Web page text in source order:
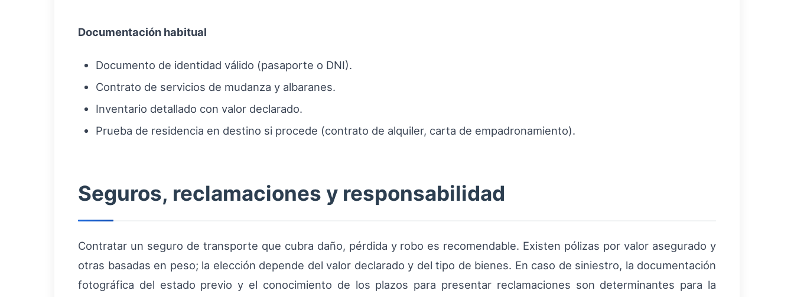
Documentación habitual
Documento de identidad válido (pasaporte o DNI).
Contrato de servicios de mudanza y albaranes.
Inventario detallado con valor declarado.
Prueba de residencia en destino si procede (contrato de alquiler, carta de empadronamiento).
Seguros, reclamaciones y responsabilidad
Contratar un seguro de transporte que cubra daño, pérdida y robo es recomendable. Existen pólizas por valor asegurado y
otras basadas en peso; la elección depende del valor declarado y del tipo de bienes. En caso de siniestro, la documentación
fotográfica del estado previo y el conocimiento de los plazos para presentar reclamaciones son determinantes para la